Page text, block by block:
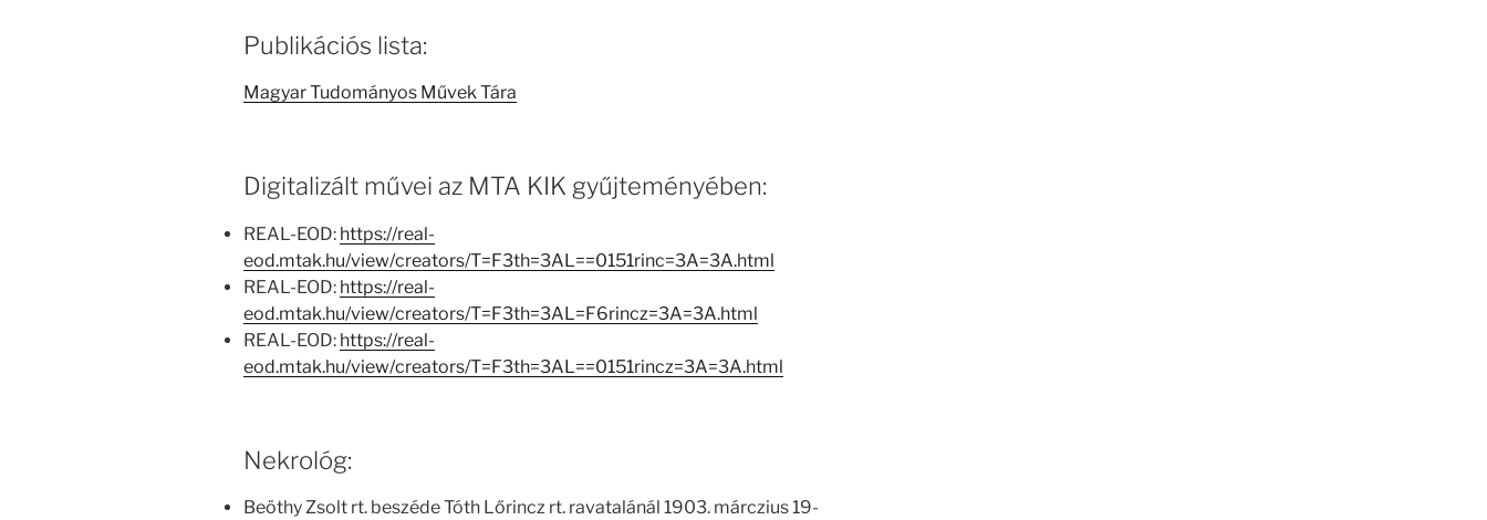
Publikációs lista:
Magyar Tudományos Művek Tára
Digitalizált művei az MTA KIK gyűjteményében:
REAL-EOD: https://real-
eod.mtak.hu/view/creators/T=F3th=3AL==0151rinc=3A=3A.html
REAL-EOD: https://real-
eod.mtak.hu/view/creators/T=F3th=3AL=F6rincz=3A=3A.html
REAL-EOD: https://real-
eod.mtak.hu/view/creators/T=F3th=3AL==0151rincz=3A=3A.html
Nekrológ:
Beöthy Zsolt rt. beszéde Tóth Lőrincz rt. ravatalánál 1903. márczius 19-